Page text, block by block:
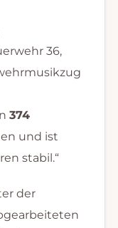
36,
374
und ist
stabil.“
der